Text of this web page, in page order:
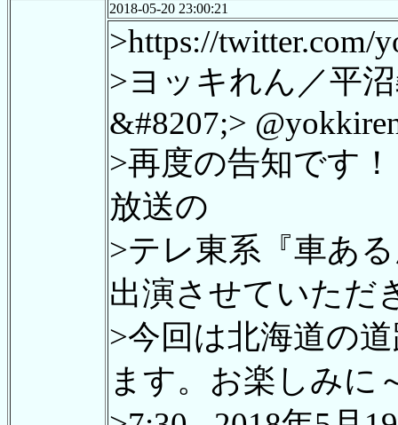
2018-05-20 23:00:21
>https://twitter.com/
>ヨッキれん／平
&#8207;>
>再度の告知です
放送の
>テレ東系『車あ
出演させていた
>今回は北海道の
ます。お楽しみに